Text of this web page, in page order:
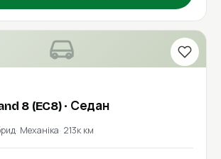
8 (EC8)· Седан
Механіка 213к км